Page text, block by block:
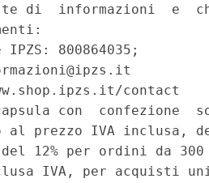
di  informazioni  e
IPZS: 800864035;
contact
con  confezione
al prezzo IVA inclusa,
12% per ordini da
IVA, per acquisti